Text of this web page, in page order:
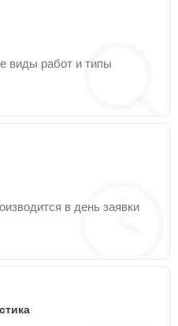
виды работ и типы
в день заявки